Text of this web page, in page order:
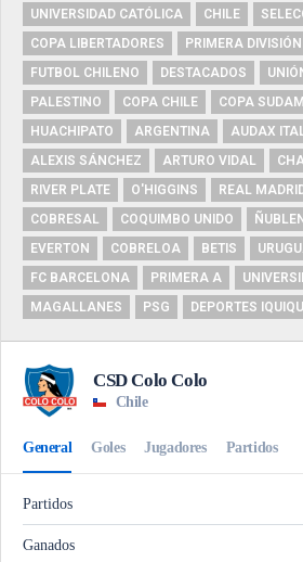
UNIVERSIDAD CATÓLICA
CHILE
COPA LIBERTADORES
PRIMERA DIVISIÓN
FUTBOL CHILENO
DESTACADOS
PALESTINO
COPA CHILE
COPA
HUACHIPATO
ARGENTINA
AUDAX
ALEXIS SÁNCHEZ
ARTURO VIDAL
RIVER PLATE
O'HIGGINS REAL
COBRESAL
COQUIMBO UNIDO
EVERTON
COBRELOA BETIS
FC BARCELONA
PRIMERA A
MAGALLANES
PSG DEPORTES